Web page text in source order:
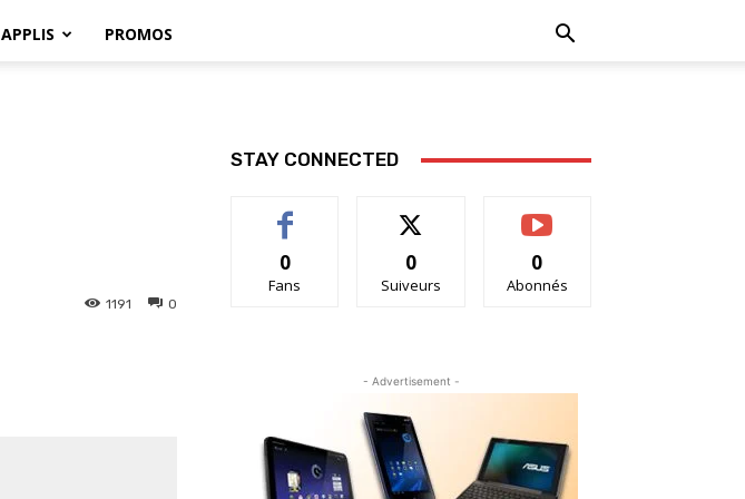
APPLIS PROMOS
0
1191
STAY CONNECTED
0
Fans
0
Suiveurs
0
Abonnés
- Advertisement -